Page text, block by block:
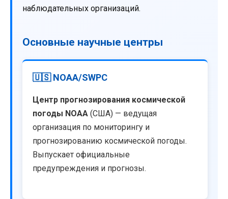
наблюдательных организаций.
Основные научные центры
🇺🇸 NOAA/SWPC
Центр прогнозирования космической
погоды NOAA (США) — ведущая
организация по мониторингу и
прогнозированию космической погоды.
Выпускает официальные
предупреждения и прогнозы.